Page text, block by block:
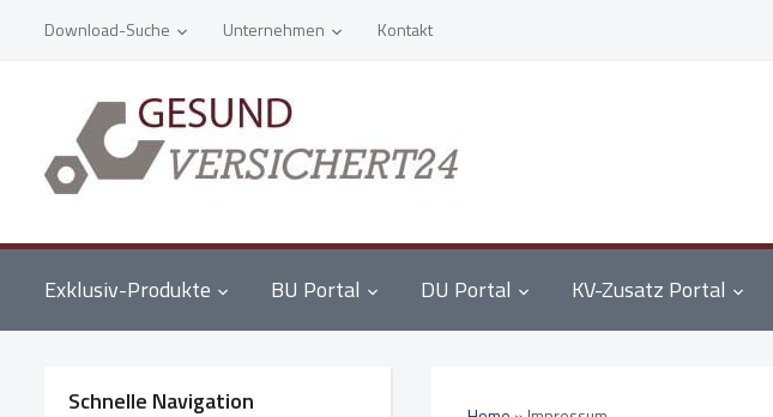
Download-Suche Unternehmen Kontakt
Exklusiv-Produkte BU Portal DU Portal KV-Zusatz Portal
Schnelle Navigation